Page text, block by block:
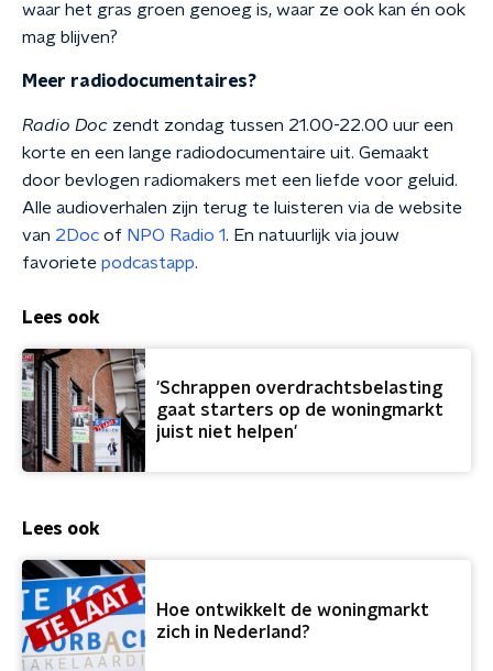
waar het gras groen genoeg is, waar ze ook kan én ook
mag blijven?
Meer radiodocumentaires?
Radio Doc zendt zondag tussen 21.00-22.00 uur een
korte en een lange radiodocumentaire uit. Gemaakt
door bevlogen radiomakers met een liefde voor geluid.
Alle audioverhalen zijn terug te luisteren via de website
van 2Doc of NPO Radio 1. En natuurlijk via jouw
favoriete podcastapp.
Lees ook
'Schrappen overdrachtsbelasting
gaat starters op de woningmarkt
juist niet helpen'
Lees ook
Hoe ontwikkelt de woningmarkt
zich in Nederland?